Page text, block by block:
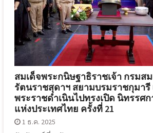
สมเด็จพระกนิษฐาธิราชเจ้า กรมส
รัตนราชสุดาฯ สยามบรมราชกุมารี
พระราชดำเนินไปทรงเปิด นิทรรศ
แห่งประเทศไทย ครั้งที่ 21
1 ธ.ค. 2025